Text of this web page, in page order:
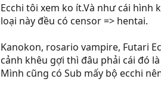
Ecchi tôi xem ko ít.Và như cái hình
loại này đều có censor => hentai.
Kanokon, rosario vampire, Futari
cảnh khêu gợi thì đâu phải cái đó
Mình cũng có Sub mấy bộ ecchi